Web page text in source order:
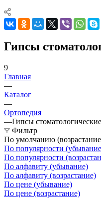
Гипсы
9
Главная
—
Каталог
—
Ортопедия
—Гипсы стоматологические
Фильтр
По умолчанию
По популярности
По популярности
По алфавиту (убывание)
По алфавиту (возрастание)
По цене (убывание)
По цене (возрастание)